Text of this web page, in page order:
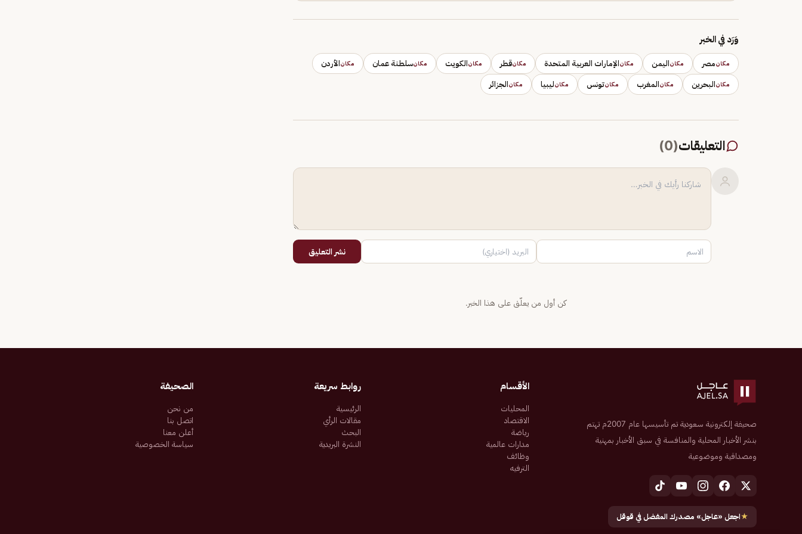
وَرَد في الخبر
مكانمصر مكاناليمن مكانالإمارات العربية المتحدة مكانقطر مكانالكويت مكانسلطنة عمان مكانالأردن
مكانالبحرين مكانالمغرب مكانتونس مكانليبيا مكانالجزائر
التعليقات(
0
)
نشر التعليق
كن أول من يعلّق على هذا الخبر.
صحيفة إلكترونية سعودية تم تأسيسها عام 2007م تهتم
بنشر الأخبار المحلية والمنافسة في سبق الأخبار بمهنية
ومصداقية وموضوعية
★اجعل «عاجل» مصدرك المفضل في قوقل
الأقسام
المحليات
الاقتصاد
رياضة
مدارات عالمية
وظائف
الترفيه
روابط سريعة
الرئيسية
مقالات الرأي
البحث
النشرة البريدية
الصحيفة
من نحن
اتصل بنا
أعلن معنا
سياسة الخصوصية